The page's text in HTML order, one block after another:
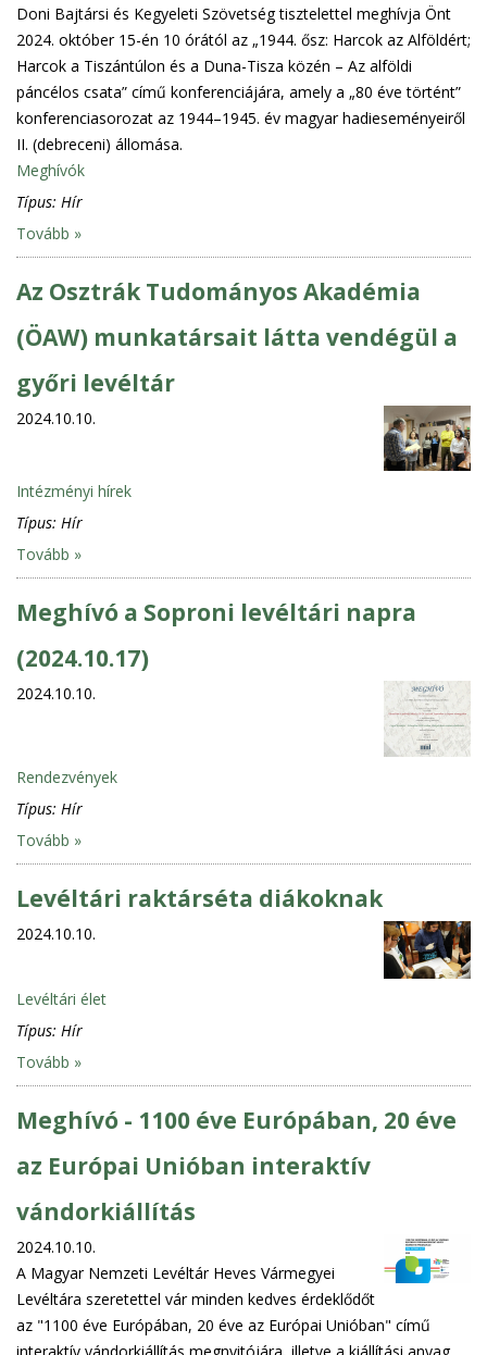
Doni Bajtársi és Kegyeleti Szövetség tisztelettel meghívja Önt
2024. október 15-én 10 órától az „1944. ősz: Harcok az Alföldért;
Harcok a Tiszántúlon és a Duna-Tisza közén – Az alföldi
páncélos csata” című konferenciájára, amely a „80 éve történt”
konferenciasorozat az 1944–1945. év magyar hadieseményeiről
II. (debreceni) állomása.
Meghívók
Típus: Hír
Tovább »
Az Osztrák Tudományos Akadémia
(ÖAW) munkatársait látta vendégül a
győri levéltár
2024.10.10.
Intézményi hírek
Típus: Hír
Tovább »
Meghívó a Soproni levéltári napra
(2024.10.17)
2024.10.10.
Rendezvények
Típus: Hír
Tovább »
Levéltári raktárséta diákoknak
2024.10.10.
Levéltári élet
Típus: Hír
Tovább »
Meghívó - 1100 éve Európában, 20 éve
az Európai Unióban interaktív
vándorkiállítás
2024.10.10.
A Magyar Nemzeti Levéltár Heves Vármegyei
Levéltára szeretettel vár minden kedves érdeklődőt
az "1100 éve Európában, 20 éve az Európai Unióban" című
interaktív vándorkiállítás megnyitójára, illetve a kiállítási anyag